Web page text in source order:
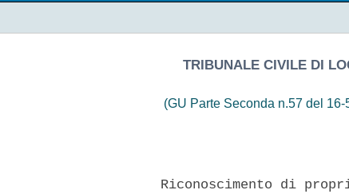
TRIBUNALE CIVILE DI
(GU Parte Seconda n.57 del 16-
Riconoscimento di